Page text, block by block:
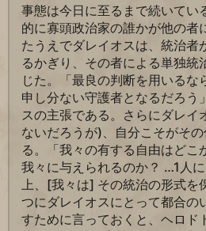
事態は今日に至るまで続いてい
的に寡頭政治家の誰かが他の者
たうえでダレイオスは、統治者
るかぎり、その者による単独統
じた。「最良の判断を用いるな
申し分ない守護者となるだろう
スの主張である。さらにダレイ
ないだろうが)、自分こそがそ
る。「我々の有する自由はどこ
我々に与えられるのか？ …1人
上、[我々は] その統治の形式を
つにダレイオスにとって都合の
すために言っておくと、ヘロド